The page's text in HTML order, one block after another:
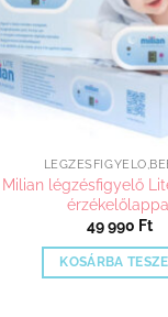
Milian légzésfigyelő
49 990 Ft
KOSÁRBA